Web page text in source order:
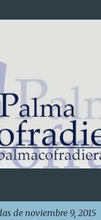
de noviembre 9, 2015